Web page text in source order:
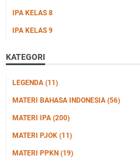
IPA KELAS 8
IPA KELAS 9
KATEGORI
LEGENDA (11)
MATERI BAHASA INDONESIA (56)
MATERI IPA (200)
MATERI PJOK (11)
MATERI PPKN (19)